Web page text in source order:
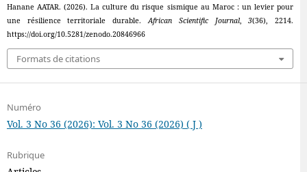
Hanane AATAR. (2026). La culture du risque sismique au Maroc : un levier pour
une résilience territoriale durable.African Scientific Journal,3(36), 2214.
https://doi.org/10.5281/zenodo.20846966
Formats de citations
Numéro
Vol. 3 No 36 (2026): Vol. 3 No 36 (2026) ( J )
Rubrique